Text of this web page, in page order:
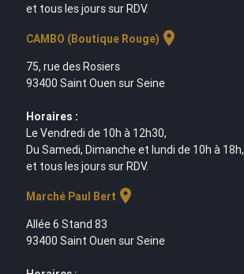
et tous les jours sur RDV.
CAMBO (Boutique Rouge) location_on
75, rue des Rosiers
93400 Saint Ouen sur Seine
Horaires :
Le Vendredi de 10h à 12h30,
Du Samedi, Dimanche et lundi de 10h à 18h,
et tous les jours sur RDV.
Marché Paul Bert location_on
Allée 6 Stand 83
93400 Saint Ouen sur Seine